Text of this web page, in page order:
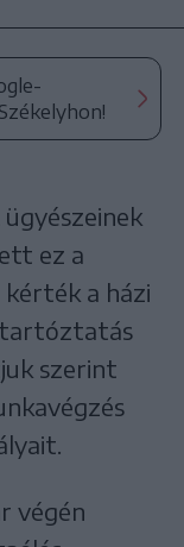
ez a
a házi
szerint
végén